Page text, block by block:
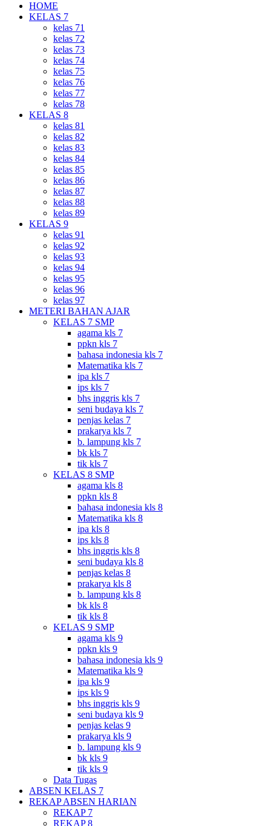
HOME
KELAS 7
kelas 71
kelas 72
kelas 73
kelas 74
kelas 75
kelas 76
kelas 77
kelas 78
KELAS 8
kelas 81
kelas 82
kelas 83
kelas 84
kelas 85
kelas 86
kelas 87
kelas 88
kelas 89
KELAS 9
kelas 91
kelas 92
kelas 93
kelas 94
kelas 95
kelas 96
kelas 97
METERI BAHAN AJAR
KELAS 7 SMP
agama kls 7
ppkn kls 7
bahasa indonesia kls 7
Matematika kls 7
ipa kls 7
ips kls 7
bhs inggris kls 7
seni budaya kls 7
penjas kelas 7
prakarya kls 7
b. lampung kls 7
bk kls 7
tik kls 7
KELAS 8 SMP
agama kls 8
ppkn kls 8
bahasa indonesia kls 8
Matematika kls 8
ipa kls 8
ips kls 8
bhs inggris kls 8
seni budaya kls 8
penjas kelas 8
prakarya kls 8
b. lampung kls 8
bk kls 8
tik kls 8
KELAS 9 SMP
agama kls 9
ppkn kls 9
bahasa indonesia kls 9
Matematika kls 9
ipa kls 9
ips kls 9
bhs inggris kls 9
seni budaya kls 9
penjas kelas 9
prakarya kls 9
b. lampung kls 9
bk kls 9
tik kls 9
Data Tugas
ABSEN KELAS 7
REKAP ABSEN HARIAN
REKAP 7
REKAP 8